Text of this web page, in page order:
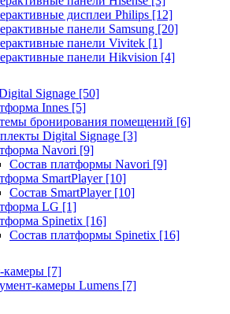
дисплеи Philips [12]
панели Samsung [20]
панели Vivitek [1]
панели Hikvision [4]
Signage [50]
Innes [5]
бронирования помещений [6]
Digital Signage [3]
Navori [9]
Состав платформы Navori [9]
SmartPlayer [10]
Состав SmartPlayer [10]
LG [1]
Spinetix [16]
Состав платформы Spinetix [16]
камеры [7]
камеры Lumens [7]